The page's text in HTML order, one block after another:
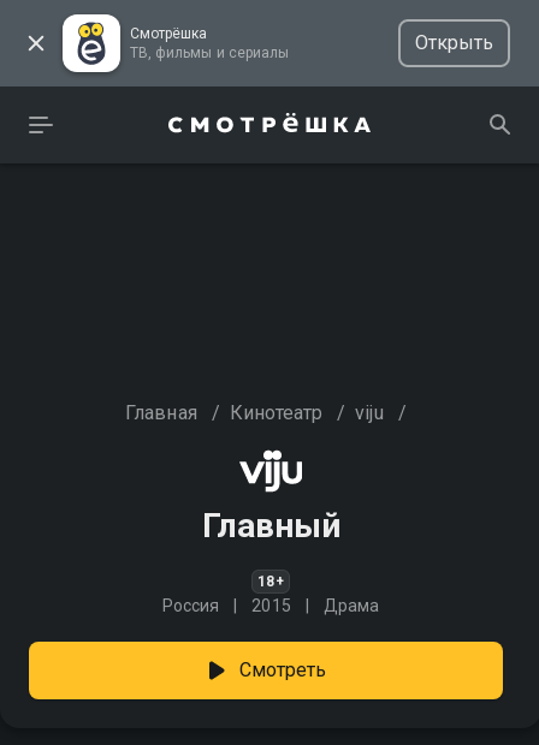
Смотрёшка
ТВ, фильмы и сериалы
Открыть
Главная / Кинотеатр / viju /
Главный
18+
Россия 2015 Драма
Смотреть